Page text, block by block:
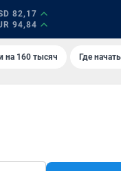
82,17
94,84
на 160 тысяч Где